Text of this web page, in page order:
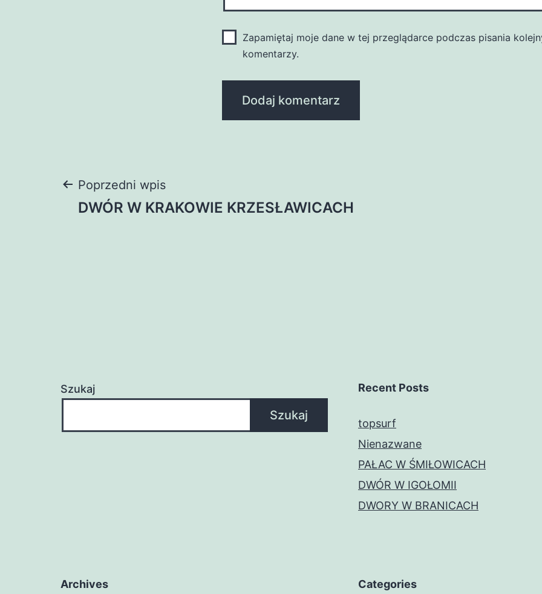
Zapamiętaj moje dane w tej przeglądarce podczas pisania
komentarzy.
Nawigacja
Poprzedni wpis
DWÓR W KRAKOWIE KRZESŁAWICACH
Szukaj
Szukaj
Recent Posts
topsurf
Nienazwane
PAŁAC W ŚMIŁOWICACH
DWÓR W IGOŁOMII
DWORY W BRANICACH
Archives Categories